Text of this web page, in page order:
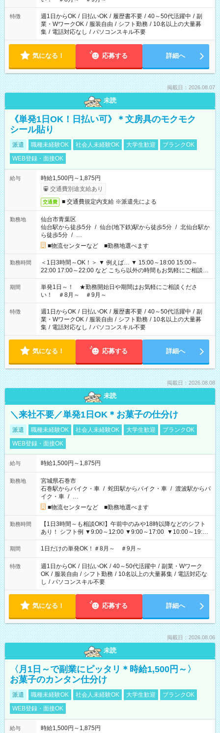
特徴 週1日からOK / 日払いOK / 履歴書不要 / 40～50代活躍中 / 副
業・WワークOK / 服装自由 / シフト勤務 / 10名以上の大量募
集 / 電話対応なし / パソコンスキル不要
気になる！ 応募する 詳細へ
掲載日：2026.08.07
未読
《単発1日OK！日払い可》＊文房具のモクモク
シール貼り
派遣 職種未経験OK 社会人未経験OK 大学生歓迎
ブランクOK
WEB登録・面接OK
給与
時給1,500円～1,875円
交通費別途支給あり
交通費 ■ 交通費規定内支給 ※派遣先による
勤務地
仙台市青葉区
仙台駅から徒歩5分 / 仙台(地下鉄)駅から徒歩5分 / 北仙台駅か
ら徒歩5分 / …
■物流センターなど ■勤務地選べます
勤務時間
＜1日3時間～OK！＞ ▼ 例えば… ▼ 15:00～18:00 15:00～
22:00 17:00～22:00 など こちら以外の時間もお気軽にご相談く
ださい！
期間
単発1日～！ ★勤務開始日や期間はお気軽にご相談くださ
い！ ＃8月～ ＃9月～
特徴 週1日からOK / 日払いOK / 履歴書不要 / 40～50代活躍中 / 副
業・WワークOK / 服装自由 / シフト勤務 / 10名以上の大量募
集 / 電話対応なし / パソコンスキル不要
気になる！ 応募する 詳細へ
掲載日：2026.08.08
未読
＼来社不要／単発1日OK＊お菓子の仕分け
派遣 職種未経験OK 社会人未経験OK 大学生歓迎
ブランクOK
WEB登録・面接OK
給与 時給1,500円～1,875円
勤務地
宮城県石巻市
石巻駅からバイク・車 / 蛇田駅からバイク・車 / 渡波駅からバ
イク・車 / …
■物流センターなど ■勤務地選べます
勤務時間
【1日3時間～も相談OK!】午前中のみや18時以降などのシフト
あり！ シフト例 ▼9:00～12:00 ▼9:00～17:00 ▼10:00～19:00
▼18:00～21:00
期間 1日だけの単発OK！＃8月～ ＃9月～
特徴 週1日からOK / 日払いOK / 40～50代活躍中 / 副業・Wワーク
OK / 服装自由 / シフト勤務 / 10名以上の大量募集 / 電話対応な
し / パソコンスキル不要
気になる！ 応募する 詳細へ
掲載日：2026.08.06
未読
〈月1日～で副業にピッタリ＊時給1,500円～〉
お菓子のカンタン仕分け
派遣 職種未経験OK 社会人未経験OK 大学生歓迎
ブランクOK
WEB登録・面接OK
給与 時給1,500円～1,875円